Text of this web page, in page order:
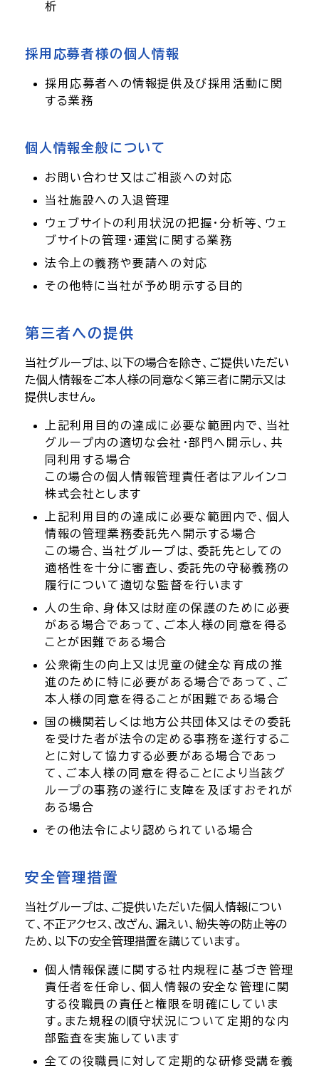
析
採用応募者様の個人情報
採用応募者への情報提供及び採用活動に関
する業務
個人情報全般について
お問い合わせ又はご相談への対応
当社施設への入退管理
ウェブサイトの利用状況の把握・分析等、ウェ
ブサイトの管理・運営に関する業務
法令上の義務や要請への対応
その他特に当社が予め明示する目的
第三者への提供
当社グループは、以下の場合を除き、ご提供いただい
た個人情報をご本人様の同意なく第三者に開示又は
提供しません。
上記利用目的の達成に必要な範囲内で、当社
グループ内の適切な会社・部門へ開示し、共
同利用する場合
この場合の個人情報管理責任者はアルインコ
株式会社とします
上記利用目的の達成に必要な範囲内で、個人
情報の管理業務委託先へ開示する場合
この場合、当社グループは、委託先としての
適格性を十分に審査し、委託先の守秘義務の
履行について適切な監督を行います
人の生命、身体又は財産の保護のために必要
がある場合であって、ご本人様の同意を得る
ことが困難である場合
公衆衛生の向上又は児童の健全な育成の推
進のために特に必要がある場合であって、ご
本人様の同意を得ることが困難である場合
国の機関若しくは地方公共団体又はその委託
を受けた者が法令の定める事務を遂行するこ
とに対して協力する必要がある場合であっ
て、ご本人様の同意を得ることにより当該グ
ループの事務の遂行に支障を及ぼすおそれが
ある場合
その他法令により認められている場合
安全管理措置
当社グループは、ご提供いただいた個人情報につい
て、不正アクセス、改ざん、漏えい、紛失等の防止等の
ため、以下の安全管理措置を講じています。
個人情報保護に関する社内規程に基づき管理
責任者を任命し、個人情報の安全な管理に関
する役職員の責任と権限を明確にしていま
す。また規程の順守状況について定期的な内
部監査を実施しています
全ての役職員に対して定期的な研修受講を義